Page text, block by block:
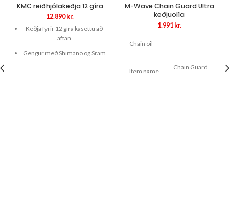
KMC reiðhjólakeðja 12 gíra
12.890 kr.
Keðja fyrir 12 gíra kasettu að
aftan
Gengur með Shimano og Sram
M-Wave Chain Guard Ultra
keðjuolía
1.991 kr.
Chain oil
Item name
Chain Guard